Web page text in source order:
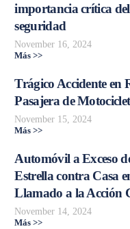
importancia crítica
seguridad
November 16, 2024
Más >>
Trágico Accidente en
Pasajera de
November 15, 2024
Más >>
Automóvil a Exceso
Estrella contra Casa
Llamado a la Acción
November 14, 2024
Más >>